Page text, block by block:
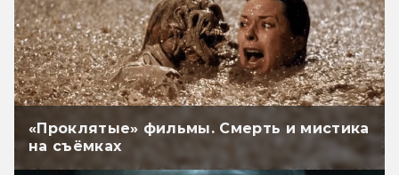
«Проклятые» фильмы. Смерть и мистика
на съёмках